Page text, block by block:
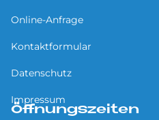
Online-Anfrage
Kontaktformular
Datenschutz
Impressum
Öffnungszeiten